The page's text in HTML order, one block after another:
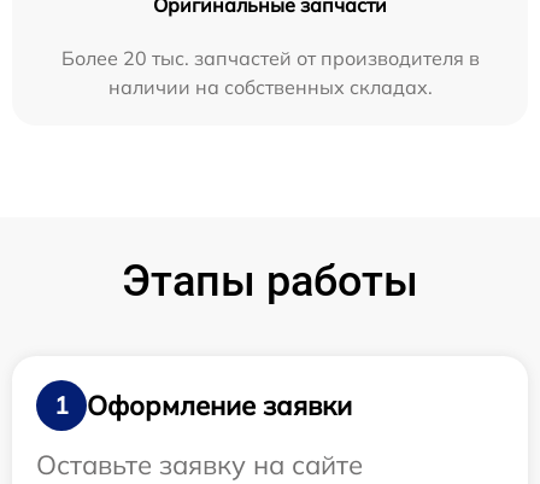
Оригинальные запчасти
Более 20 тыс. запчастей от производителя в
наличии на собственных складах.
Этапы работы
1
Оформление заявки
Оставьте заявку на сайте